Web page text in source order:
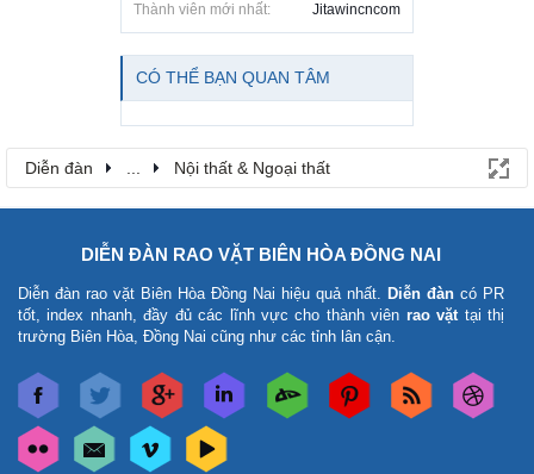
Thành viên mới nhất:
Jitawincncom
CÓ THỂ BẠN QUAN TÂM
Diễn đàn ... Nội thất & Ngoại thất
DIỄN ĐÀN RAO VẶT BIÊN HÒA ĐỒNG NAI
Diễn đàn rao vặt Biên Hòa Đồng Nai hiệu quả nhất. Diễn đàn có PR
tốt, index nhanh, đầy đủ các lĩnh vực cho thành viên rao vặttại thị
trường Biên Hòa, Đồng Nai cũng như các tỉnh lân cận.